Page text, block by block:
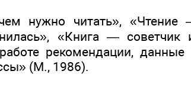
нужно читать»,
«Книга —
рекомендации,
(М., 1986).